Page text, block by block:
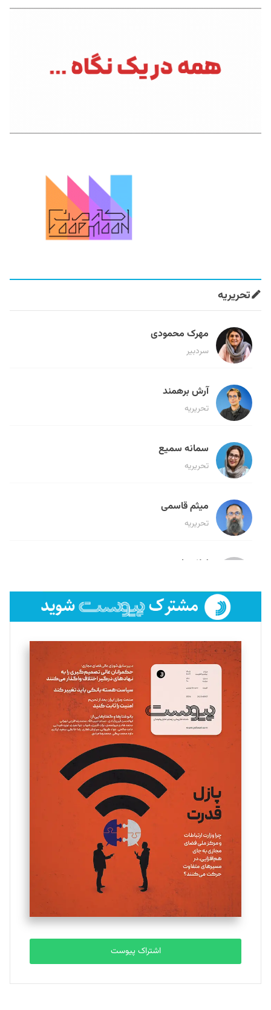
تحریریه
مهرک محمودی
سردبیر
آرش برهمند
تحریریه
سمانه سمیع
تحریریه
میثم قاسمی
تحریریه
لیلا حنارود
فائزه فتحی رستمی
تحریریه
سروش کرمیان
تحریریه
مینا پاکدل
یسنا امان‌پور
تحریریه
ملینا جعفری
تحریریه
مصطفی مسجدی آرانی
تحریریه
بابک نقاش
تحریریه
اشتراک پیوست